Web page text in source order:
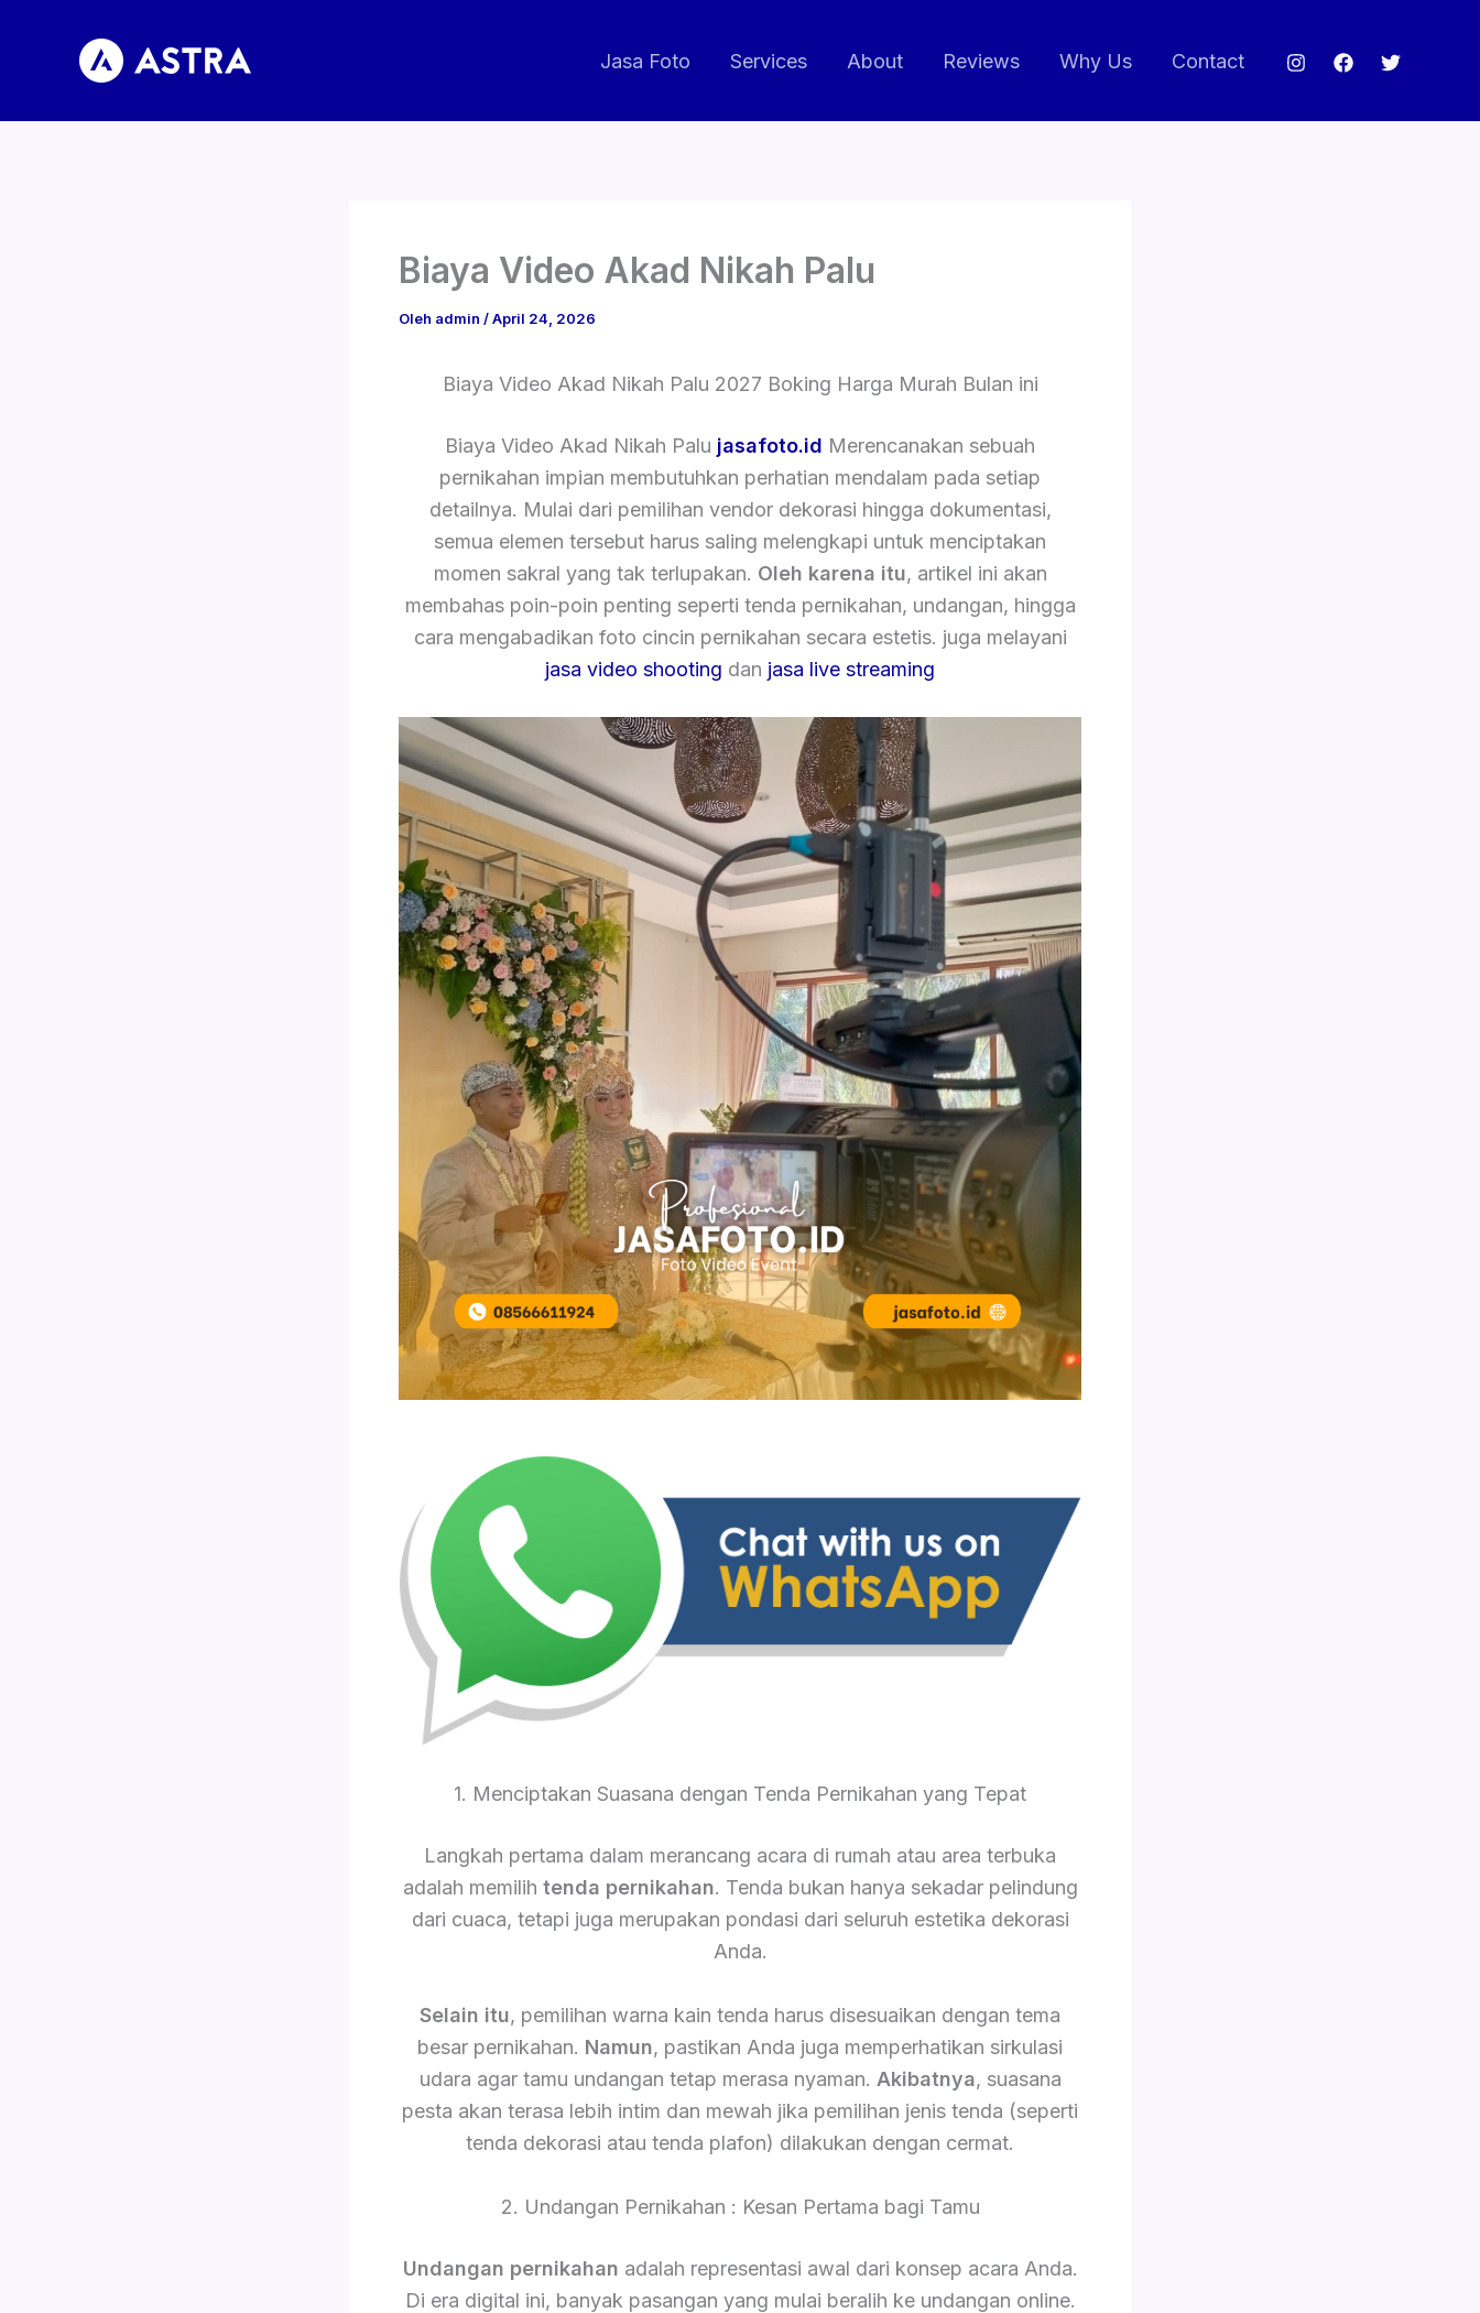
Jasa Foto Services About Reviews Why Us Contact
Biaya Video Akad Nikah Palu
Oleh admin /April 24, 2026
Biaya Video Akad Nikah Palu 2027 Boking Harga Murah Bulan ini
Biaya Video Akad Nikah Palu jasafoto.id Merencanakan sebuah
pernikahan impian membutuhkan perhatian mendalam pada setiap
detailnya. Mulai dari pemilihan vendor dekorasi hingga dokumentasi,
semua elemen tersebut harus saling melengkapi untuk menciptakan
momen sakral yang tak terlupakan. Oleh karena itu, artikel ini akan
membahas poin-poin penting seperti tenda pernikahan, undangan, hingga
cara mengabadikan foto cincin pernikahan secara estetis. juga melayani
jasa video shooting dan jasa live streaming
1. Menciptakan Suasana dengan Tenda Pernikahan yang Tepat
Langkah pertama dalam merancang acara di rumah atau area terbuka
adalah memilih tenda pernikahan. Tenda bukan hanya sekadar pelindung
dari cuaca, tetapi juga merupakan pondasi dari seluruh estetika dekorasi
Anda.
Selain itu, pemilihan warna kain tenda harus disesuaikan dengan tema
besar pernikahan. Namun, pastikan Anda juga memperhatikan sirkulasi
udara agar tamu undangan tetap merasa nyaman. Akibatnya, suasana
pesta akan terasa lebih intim dan mewah jika pemilihan jenis tenda (seperti
tenda dekorasi atau tenda plafon) dilakukan dengan cermat.
2. Undangan Pernikahan : Kesan Pertama bagi Tamu
Undangan pernikahan adalah representasi awal dari konsep acara Anda.
Di era digital ini, banyak pasangan yang mulai beralih ke undangan online.